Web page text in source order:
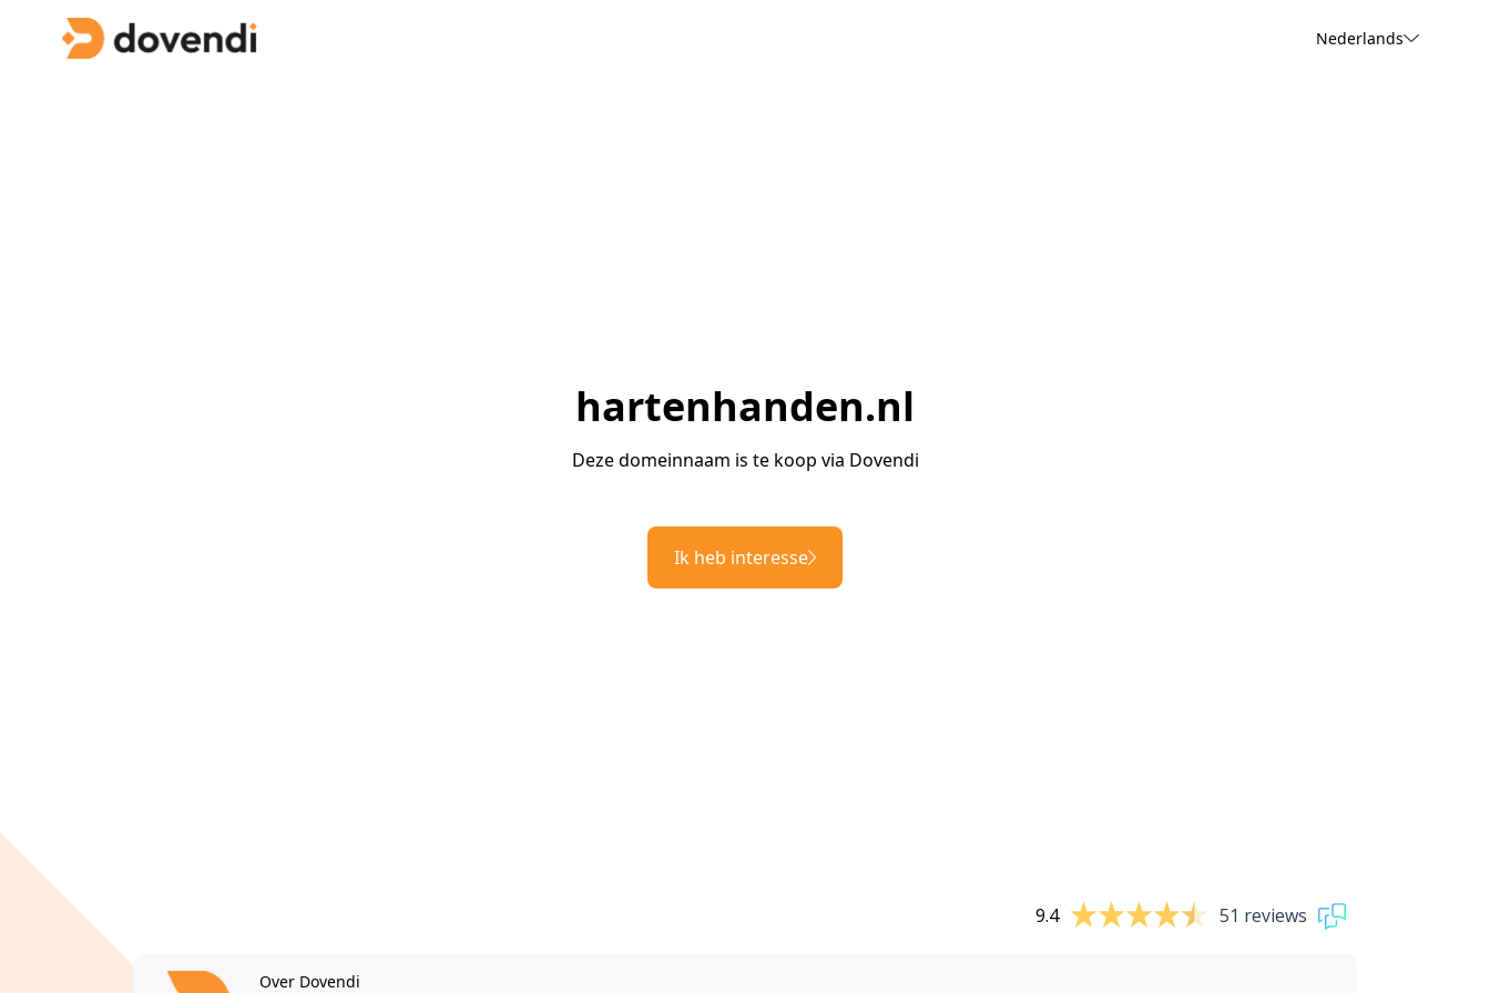
Nederlands
hartenhanden.nl
Deze domeinnaam is te koop via Dovendi
Ik heb interesse
9.4 51 reviews
Over Dovendi